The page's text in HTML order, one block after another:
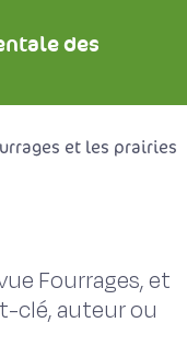
des
et les prairies
Fourrages, et
clé, auteur ou